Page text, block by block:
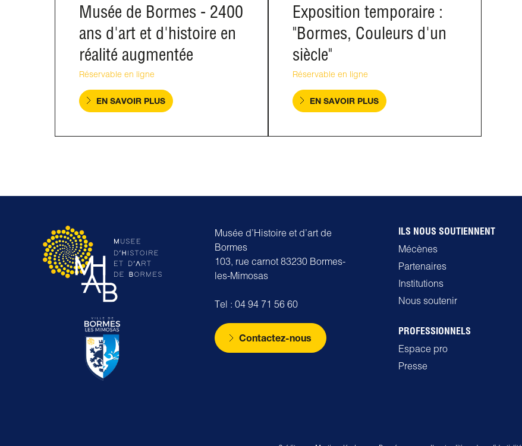
Musée de Bormes - 2400
ans d'art et d'histoire en
réalité augmentée
Réservable en ligne
EN SAVOIR PLUS
Exposition temporaire :
"Bormes, Couleurs d'un
siècle"
Réservable en ligne
EN SAVOIR PLUS
Musée d’Histoire et d’art de
Bormes
103, rue carnot 83230 Bormes-
les-Mimosas
Tel : 04 94 71 56 60
Contactez-nous
ILS NOUS SOUTIENNENT
Mécènes
Partenaires
Institutions
Nous soutenir
PROFESSIONNELS
Espace pro
Presse